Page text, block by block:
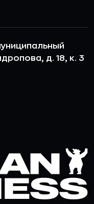
д. 18, к. 3